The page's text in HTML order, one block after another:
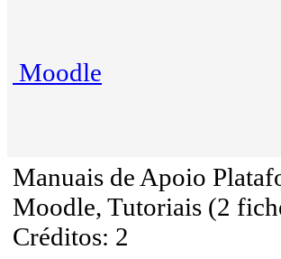
Moodle
Manuais de Apoio
Moodle, Tutoriais (2
Créditos: 2